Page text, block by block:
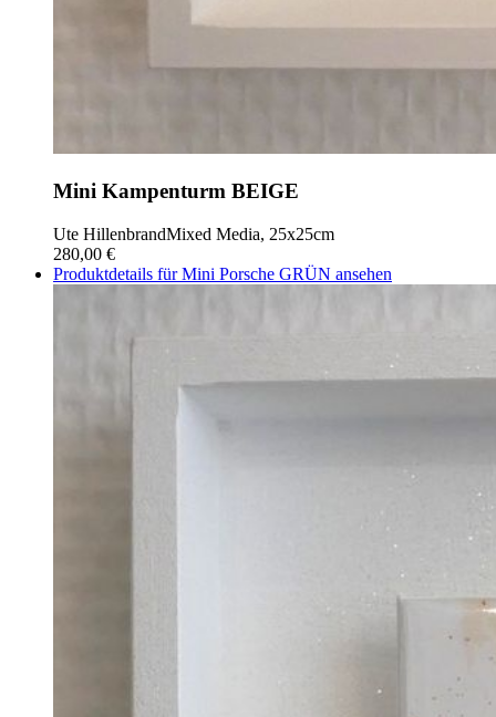
Mini Kampenturm BEIGE
Ute HillenbrandMixed Media, 25x25cm
280,00 €
Produktdetails für Mini Porsche GRÜN ansehen